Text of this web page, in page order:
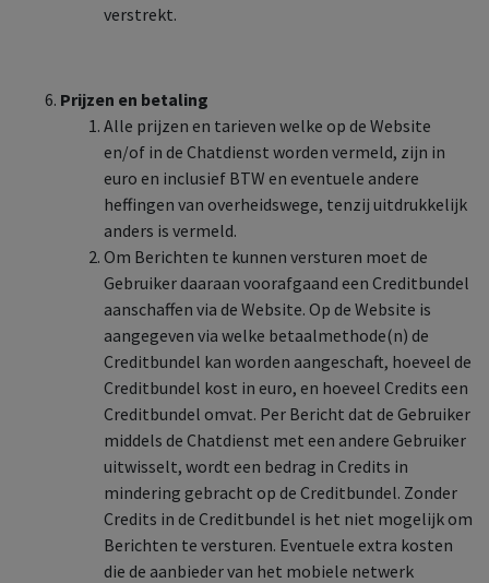
verstrekt.
Prijzen en betaling
Alle prijzen en tarieven welke op de Website
en/of in de Chatdienst worden vermeld, zijn in
euro en inclusief BTW en eventuele andere
heffingen van overheidswege, tenzij uitdrukkelijk
anders is vermeld.
Om Berichten te kunnen versturen moet de
Gebruiker daaraan voorafgaand een Creditbundel
aanschaffen via de Website. Op de Website is
aangegeven via welke betaalmethode(n) de
Creditbundel kan worden aangeschaft, hoeveel de
Creditbundel kost in euro, en hoeveel Credits een
Creditbundel omvat. Per Bericht dat de Gebruiker
middels de Chatdienst met een andere Gebruiker
uitwisselt, wordt een bedrag in Credits in
mindering gebracht op de Creditbundel. Zonder
Credits in de Creditbundel is het niet mogelijk om
Berichten te versturen. Eventuele extra kosten
die de aanbieder van het mobiele netwerk